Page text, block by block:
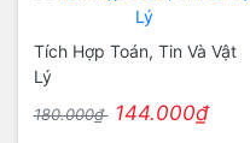
Tích Hợp Toán, Tin Và Vật
Lý
180.000₫ 144.000₫